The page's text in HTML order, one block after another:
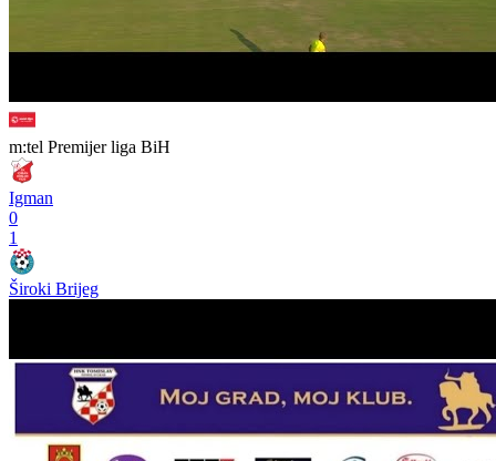
m:tel Premijer liga BiH
Igman
0
1
Široki Brijeg